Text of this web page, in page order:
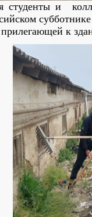
студенты и
прилегающей к